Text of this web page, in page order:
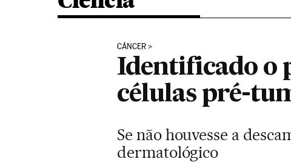
CÁNCER
Identificado o
células pré-
Se não houvesse a
dermatológico